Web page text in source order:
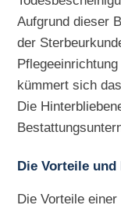
Aufgrund dieser
der
kümmert sich
Die
Die Vorteile
Die Vorteile